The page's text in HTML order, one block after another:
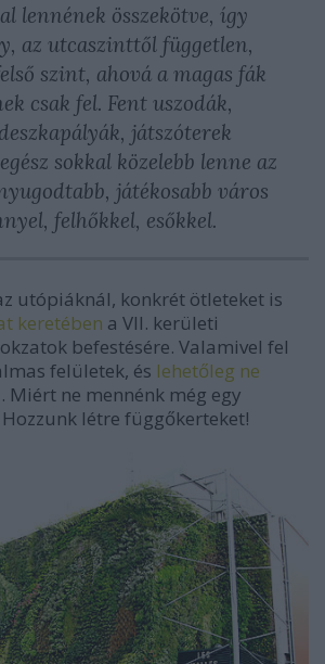
lennének összekötve, így
az utcaszinttől független,
szint, ahová a magas fák
csak fel. Fent uszodák,
játszóterek
sokkal közelebb lenne az
játékosabb város
felhőkkel, esőkkel.
utópiáknál, konkrét ötleteket is
keretében a VII. kerületi
befestésére. Valamivel fel
felületek, és lehetőleg ne
. Miért ne mennénk még egy
létre függőkerteket!